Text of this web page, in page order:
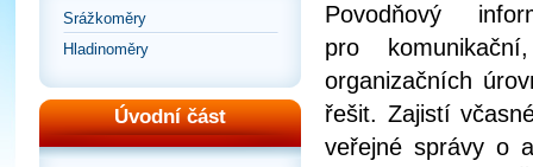
Srážkoměry
Hladinoměry
Úvodní část
Povodňový
pro
organizačních
řešit. Zajistí
veřejné správy o